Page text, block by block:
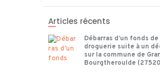
Articles récents
Débarras d’un fonds de
droguerie suite à un
sur la commune de
Bourgtheroulde